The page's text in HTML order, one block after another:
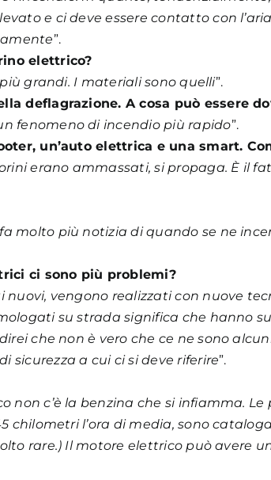
e ci deve essere contatto con
”.
elettrico?
grandi. I materiali sono quelli”.
deflagrazione. A cosa può essere
fenomeno di incendio più rapido”.
un’auto elettrica e una smart.
erano ammassati, si propaga. È il
molto più notizia di quando se ne
ci sono più problemi?
vengono realizzati con nuove
su strada significa che hanno
che non è vero che ce ne sono
sicurezza a cui ci si deve riferire”.
non c’è la benzina che si infiamma.
chilometri l’ora di media, sono
rare.) Il motore elettrico può avere